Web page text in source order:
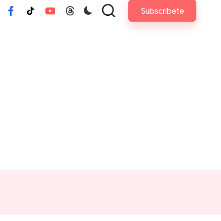
FacebookTiktokYoutubeThreads Subscribete